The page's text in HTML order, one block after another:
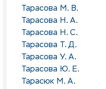
Тарасова М. В.
Тарасова Н. А.
Тарасова Н. С.
Тарасова Т. Д.
Тарасова У. А.
Тарасова Ю. Е.
Тарасюк М. А.